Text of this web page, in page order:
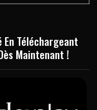
En Téléchargeant
Maintenant !